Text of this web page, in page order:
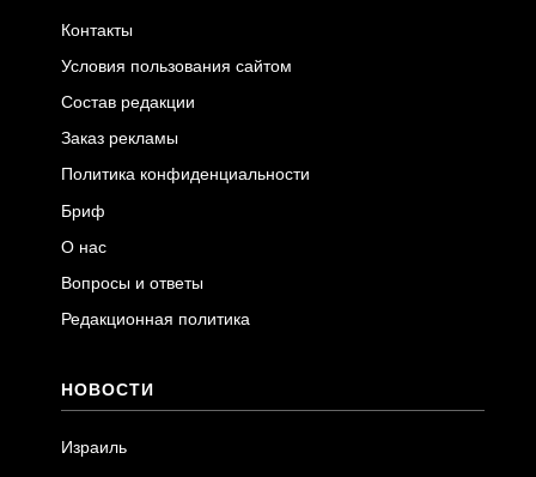
Контакты
Условия пользования сайтом
Состав редакции
Заказ рекламы
Политика конфиденциальности
Бриф
О нас
Вопросы и ответы
Редакционная политика
НОВОСТИ
Израиль